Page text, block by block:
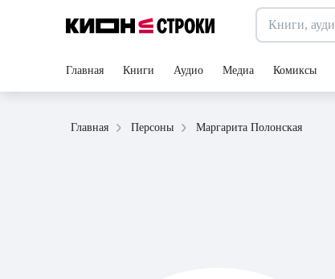
Главная Книги Аудио Медиа Комиксы
Главная Персоны Маргарита Полонская